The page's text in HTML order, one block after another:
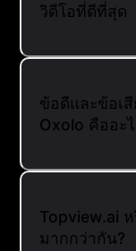
วิดีโอที่ดีที่สุด
ข้อดีและข้อเ
Oxolo คืออะ
Topview.ai
มากกว่ากัน?